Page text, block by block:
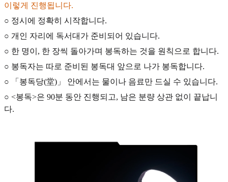
이렇게 진행됩니다.
○ 정시에 정확히 시작합니다.
○ 개인 자리에 독서대가 준비되어 있습니다.
○ 한 명이, 한 장씩 돌아가며 봉독하는 것을 원칙으로 합니다.
○ 봉독자는 따로 준비된 봉독대 앞으로 나가 봉독합니다.
○ 「봉독당(堂)」 안에서는 물이나 음료만 드실 수 있습니다.
○ <봉독>은 90분 동안 진행되고, 남은 분량 상관 없이 끝납니
다.